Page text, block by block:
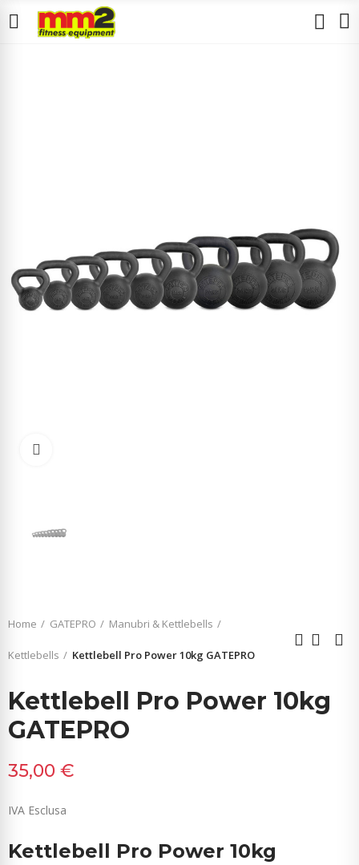
Home GATEPRO Manubri & Kettlebells
Kettlebells Kettlebell Pro Power 10kg GATEPRO
Kettlebell Pro Power 10kg
GATEPRO
35,00 €
IVA Esclusa
Kettlebell Pro Power 10kg